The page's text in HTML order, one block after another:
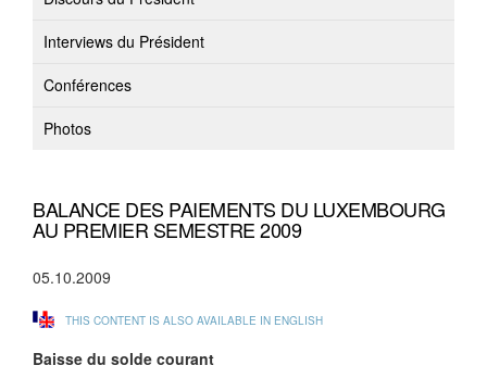
Interviews du Président
Conférences
Photos
BALANCE DES PAIEMENTS DU LUXEMBOURG
AU PREMIER SEMESTRE 2009
05.10.2009
THIS CONTENT IS ALSO AVAILABLE IN ENGLISH
Baisse du solde courant